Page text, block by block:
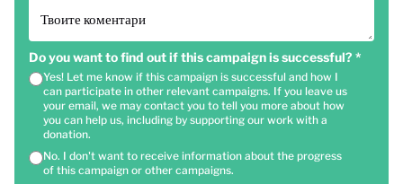
Твоите коментари
Do you want to find out if this campaign is successful? *
Yes! Let me know if this campaign is successful and how I
can participate in other relevant campaigns. If you leave us
your email, we may contact you to tell you more about how
you can help us, including by supporting our work with a
donation.
No. I don't want to receive information about the progress
of this campaign or other campaigns.